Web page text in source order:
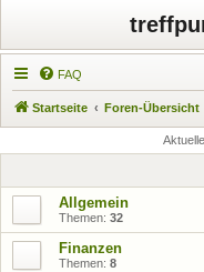
FAQ
Startseite Foren-Übersicht
Allgemein
Themen: 32
Finanzen
Themen: 8